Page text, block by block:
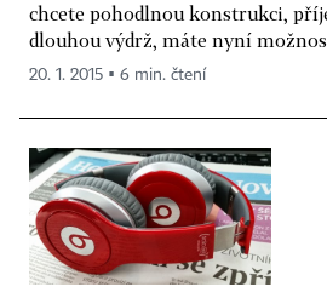
chcete pohodlnou konstrukci,
dlouhou výdrž, máte nyní
20. 1. 2015 ▪ 6 min. čtení